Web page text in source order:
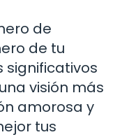
de
de tu
significativos
visión más
amorosa y
tus